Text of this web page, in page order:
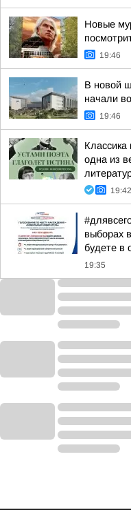
Новые
19:46
В новой
начали
19:46
одна из
19:42
выборах
будете в
19:35